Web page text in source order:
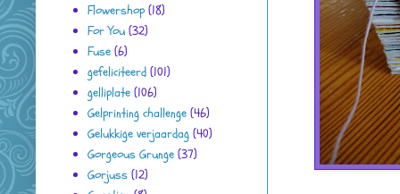
Flowershop (18)
For You (32)
Fuse (6)
gefeliciteerd (101)
gelliplate (106)
Gelprinting challenge (46)
Gelukkige verjaardag (40)
Gorgeous Grunge (37)
Gorjuss (12)